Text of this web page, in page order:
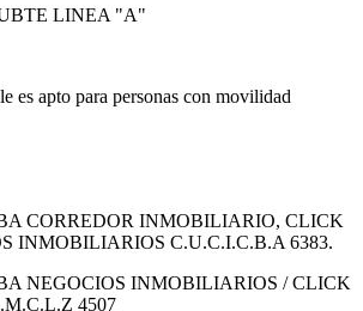
LINEA "A"
es apto para personas con movilidad
CORREDOR INMOBILIARIO, CLICK
INMOBILIARIOS C.U.C.I.C.B.A 6383.
NEGOCIOS INMOBILIARIOS / CLICK
4507